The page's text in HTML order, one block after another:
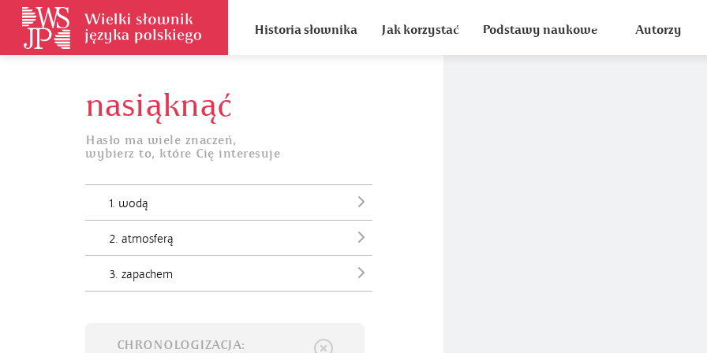
Historia słownika Jak korzystać Podstawy naukowe Autorzy
nasiąknąć
Hasło ma wiele znaczeń,
wybierz to, które Cię interesuje
1. wodą
2. atmosferą
3. zapachem
CHRONOLOGIZACJA: